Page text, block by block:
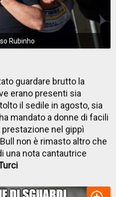
Rubinho
guardare brutto la
erano presenti sia
il sedile in agosto, sia
mandato a donne di facili
nel gippì
non è rimasto altro che
una nota cantautrice